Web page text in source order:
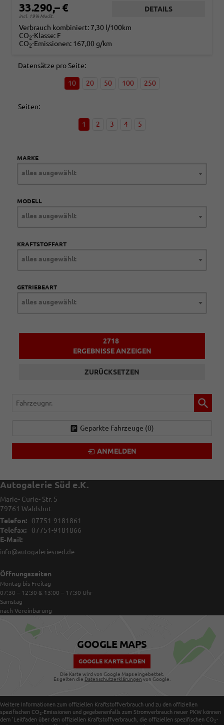
33.290,– €
incl. 19% MwSt.
DETAILS
Verbrauch kombiniert: 7,30 l/100km
CO2-Klasse: F
CO2-Emissionen: 167,00 g/km
Datensätze pro Seite:
10 20 50 100 250
Seiten:
1 2 3 4 5
MARKE
alles ausgewählt
MODELL
alles ausgewählt
KRAFTSTOFFART
alles ausgewählt
GETRIEBEART
alles ausgewählt
2718
ERGEBNISSE ANZEIGEN
ZURÜCKSETZEN
Fahrzeugnr.
Geparkte Fahrzeuge (0)
ANMELDEN
Autogalerie Süd e.K.
Marie- Curie- Str. 5
79761 Waldshut
Telefon:
07751-9181861
Telefax:
07751-9181866
E-Mail:
info@autogaleriesued.de
Öffnungszeiten
Montag bis Freitag
07:30 – 12:30 & 13:00 – 17:30 Uhr
Samstag
nach Vereinbarung
GOOGLE MAPS
GOOGLE KARTE LADEN
Die Karte wird von Google Maps eingebettet.
Es gelten die Datenschutzerklärungen von Google.
Weitere Informationen zum offiziellen Kraftstoffverbrauch und zu den offiziellen
spezifischen CO 2-Emissionen und gegebenenfalls zum Stromverbrauch neuer PKW können
dem 'Leitfaden über den offiziellen Kraftstoffverbrauch, die offiziellen spezifischen CO 2-